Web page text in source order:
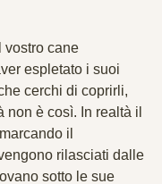
vostro cane
espletato i suoi
cerchi di coprirli,
non è così. In realtà il
il
rilasciati dalle
sotto le sue